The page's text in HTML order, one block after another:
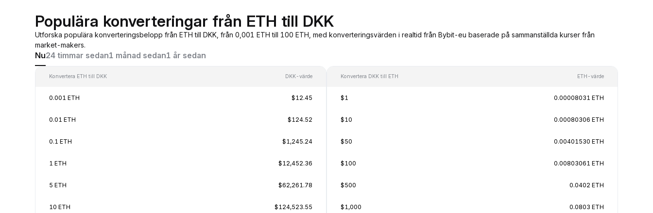
Populära konverteringar från ETH till DKK
Utforska populära konverteringsbelopp från ETH till DKK, från 0,001 ETH till 100 ETH, med konverteringsvärden i realtid från Bybit-eu baserade på sammanställda kurser från
market-makers.
Nu24 timmar sedan1 månad sedan1 år sedan
Konvertera ETH till DKK DKK-värde
0.001 ETH $12.45
0.01 ETH $124.52
0.1 ETH $1,245.24
1 ETH $12,452.36
5 ETH $62,261.78
10 ETH $124,523.55
Konvertera DKK till ETH ETH-värde
$1 0.00008031 ETH
$10 0.00080306 ETH
$50 0.00401530 ETH
$100 0.00803061 ETH
$500 0.0402 ETH
$1,000 0.0803 ETH